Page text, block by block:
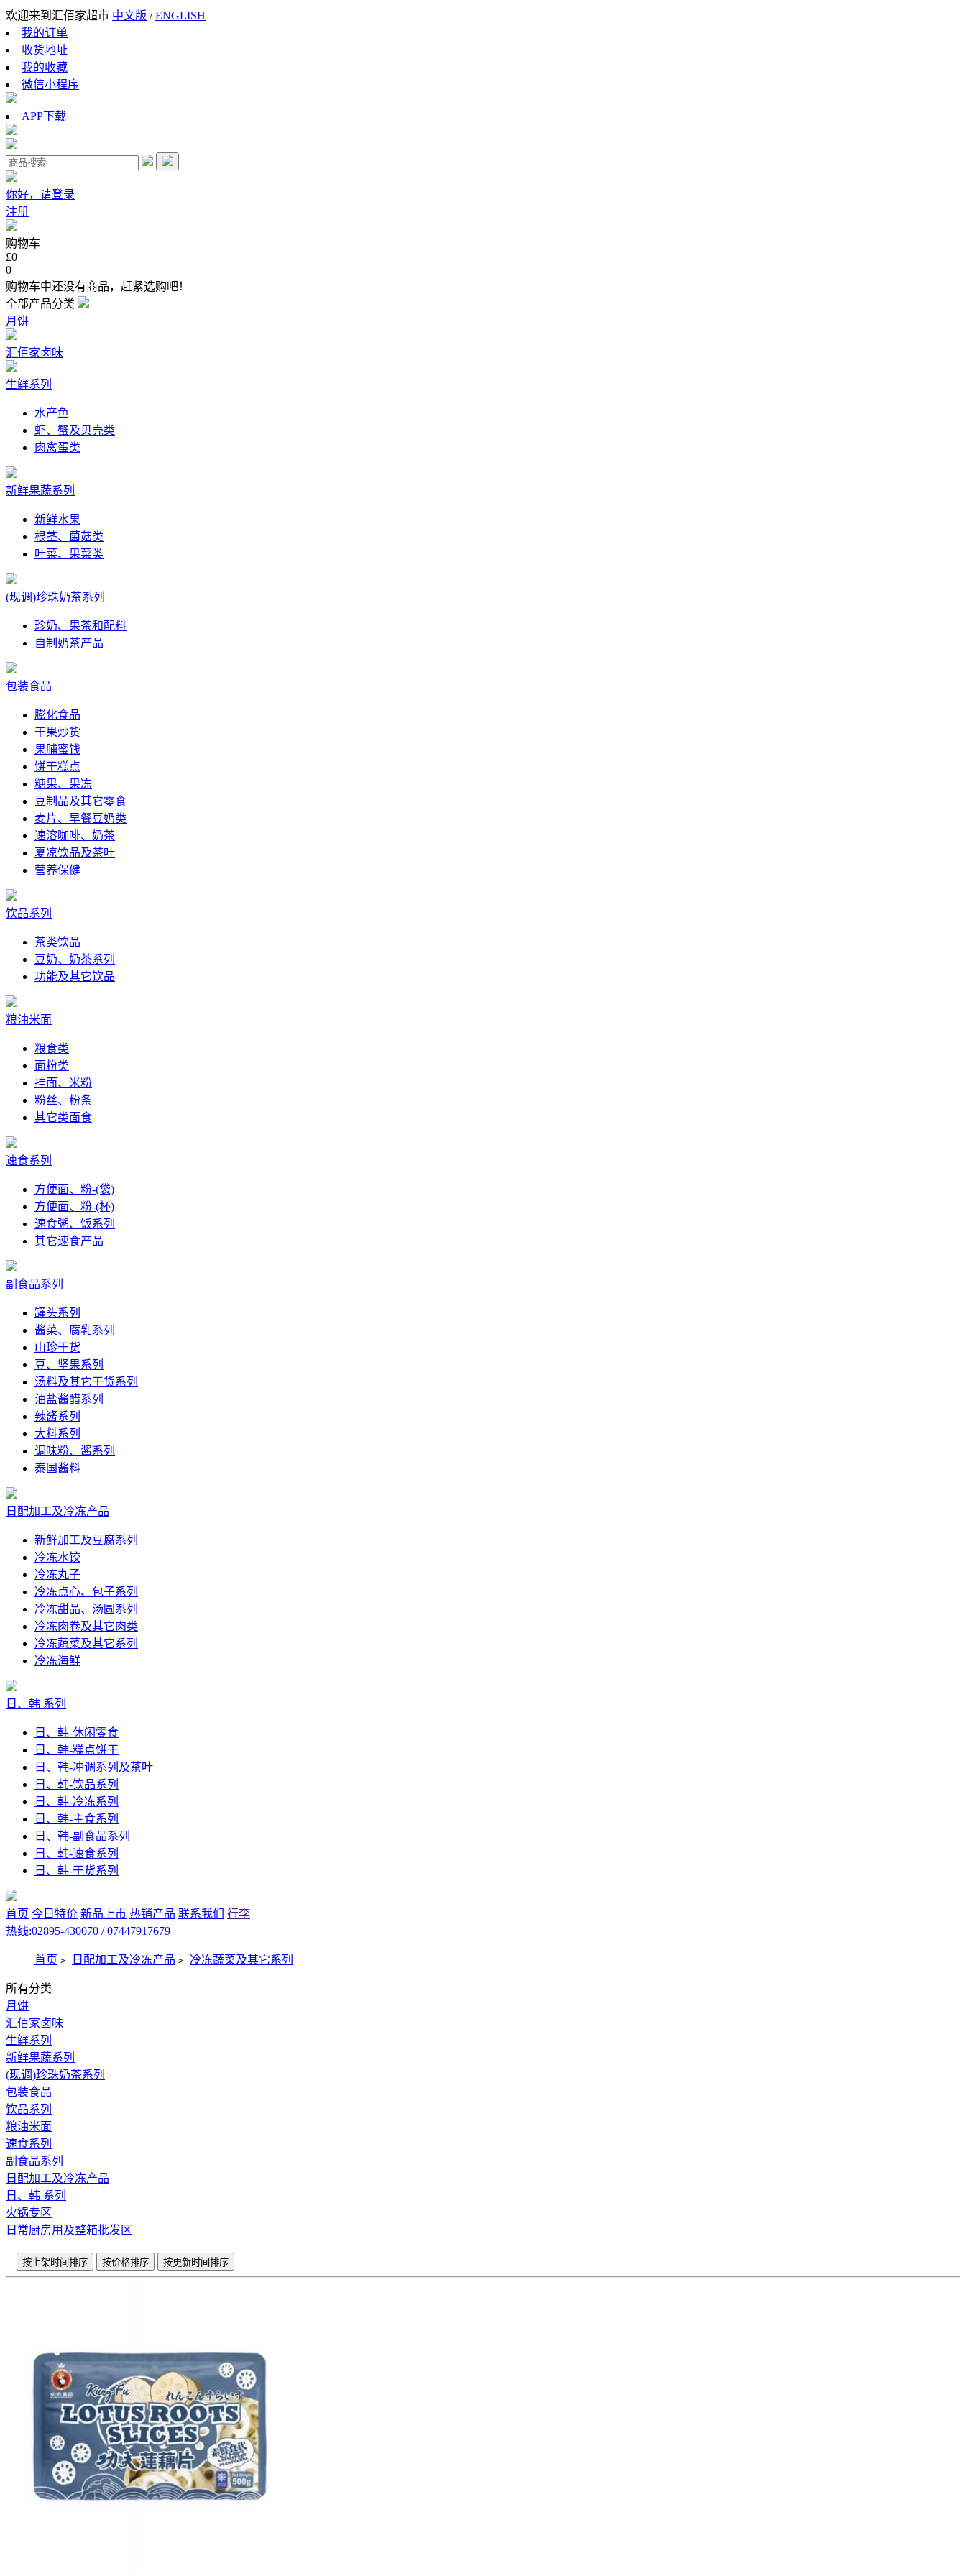
欢迎来到汇佰家超市 中文版 /ENGLISH
我的订单
收货地址
我的收藏
微信小程序
APP下载
你好，请登录
注册
购物车
£0
0
购物车中还没有商品，赶紧选购吧！
全部产品分类
月饼
汇佰家卤味
生鲜系列
水产鱼
虾、蟹及贝壳类
肉禽蛋类
新鲜果蔬系列
新鲜水果
根茎、菌菇类
叶菜、果菜类
(现调)珍珠奶茶系列
珍奶、果茶和配料
自制奶茶产品
包装食品
膨化食品
干果炒货
果脯蜜饯
饼干糕点
糖果、果冻
豆制品及其它零食
麦片、早餐豆奶类
速溶咖啡、奶茶
夏凉饮品及茶叶
营养保健
饮品系列
茶类饮品
豆奶、奶茶系列
功能及其它饮品
粮油米面
粮食类
面粉类
挂面、米粉
粉丝、粉条
其它类面食
速食系列
方便面、粉-(袋)
方便面、粉-(杯)
速食粥、饭系列
其它速食产品
副食品系列
罐头系列
酱菜、腐乳系列
山珍干货
豆、坚果系列
汤料及其它干货系列
油盐酱醋系列
辣酱系列
大料系列
调味粉、酱系列
泰国酱料
日配加工及冷冻产品
新鲜加工及豆腐系列
冷冻水饺
冷冻丸子
冷冻点心、包子系列
冷冻甜品、汤圆系列
冷冻肉卷及其它肉类
冷冻蔬菜及其它系列
冷冻海鲜
日、韩 系列
日、韩-休闲零食
日、韩-糕点饼干
日、韩-冲调系列及茶叶
日、韩-饮品系列
日、韩-冷冻系列
日、韩-主食系列
日、韩-副食品系列
日、韩-速食系列
日、韩-干货系列
首页 今日特价 新品上市 热销产品 联系我们
行李
热线:02895-430070 / 07447917679
首页 > 日配加工及冷冻产品 > 冷冻蔬菜及其它系列
所有分类
月饼
汇佰家卤味
生鲜系列
新鲜果蔬系列
(现调)珍珠奶茶系列
包装食品
饮品系列
粮油米面
速食系列
副食品系列
日配加工及冷冻产品
日、韩 系列
火锅专区
日常厨房用及整箱批发区
按上架时间排序 按价格排序 按更新时间排序